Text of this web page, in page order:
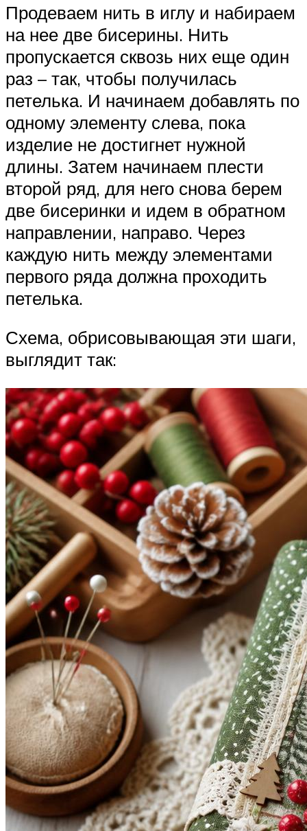
Продеваем нить в иглу и набираем
на нее две бисерины. Нить
пропускается сквозь них еще один
раз – так, чтобы получилась
петелька. И начинаем добавлять по
одному элементу слева, пока
изделие не достигнет нужной
длины. Затем начинаем плести
второй ряд, для него снова берем
две бисеринки и идем в обратном
направлении, направо. Через
каждую нить между элементами
первого ряда должна проходить
петелька.
Схема, обрисовывающая эти шаги,
выглядит так: